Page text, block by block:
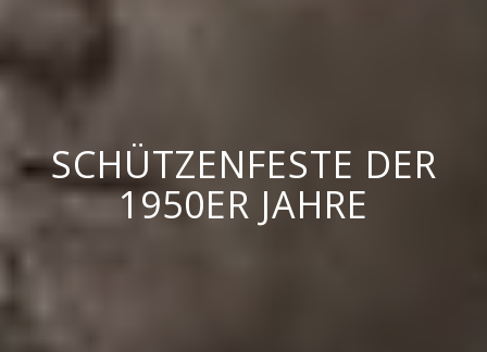
SCHÜTZENFESTE DER
1950ER JAHRE